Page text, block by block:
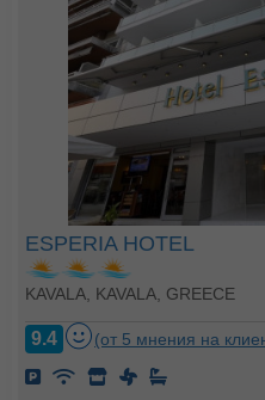
ESPERIA HOTEL
KAVALA, KAVALA, GREECE
9.4 (от 5 мнения на